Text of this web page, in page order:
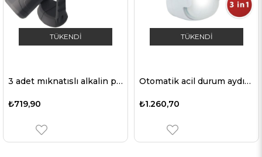
TÜKENDI
3 adet mıknatıslı alkalin pil içeren 3W LED çalışma lambası, maks. 250 lümen
₺719,90
TÜKENDI
Otomatik acil durum aydınlatmalı LED gece lambası, karartma önleme, pratik el feneri işlevi, hareket dedektörü ve PIR sensörü, yatay soket
₺1.260,70